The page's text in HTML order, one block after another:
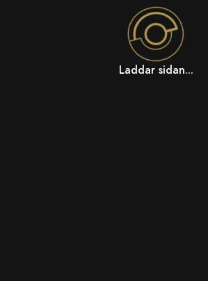
Laddar sidan...